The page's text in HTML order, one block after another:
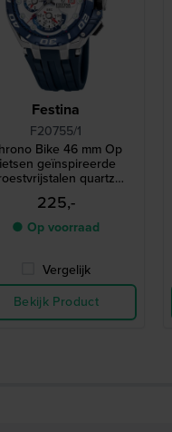
Festina
F20755/1
Bike 46 mm Op
geïnspireerde
quartz
chronograaf
225,-
● Op voorraad
Vergelijk
Bekijk Product